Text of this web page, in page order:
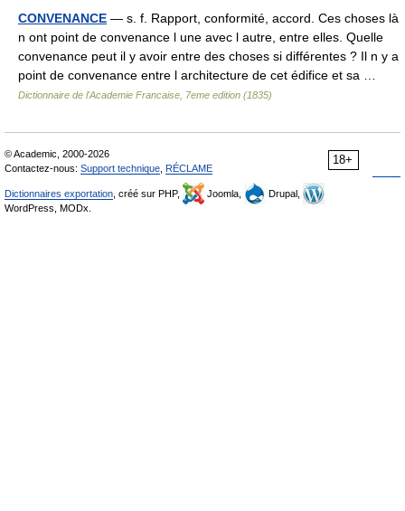
CONVENANCE — s. f. Rapport, conformité, accord. Ces choses là
n ont point de convenance l une avec l autre, entre elles. Quelle
convenance peut il y avoir entre des choses si différentes ? Il n y a
point de convenance entre l architecture de cet édifice et sa …
Dictionnaire de l'Academie Francaise, 7eme edition (1835)
18+
© Academic, 2000-2026
Contactez-nous: Support technique RÉCLAME
Dictionnaires exportation , créé sur PHP, Joomla,
Drupal,
WordPress, MODx.